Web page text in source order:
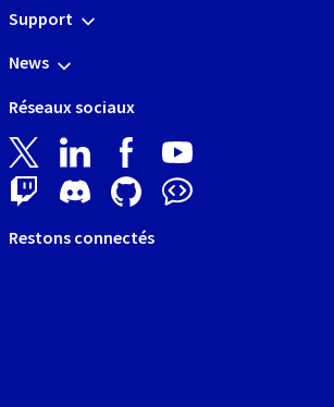
Support
News
Réseaux sociaux
Restons connectés